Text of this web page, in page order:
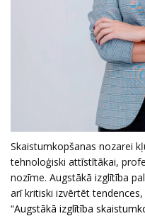
Skaistumkopšanas nozarei
tehnoloģiski attīstītākai,
nozīme. Augstākā izglītība
arī kritiski izvērtēt
“Augstākā izglītība